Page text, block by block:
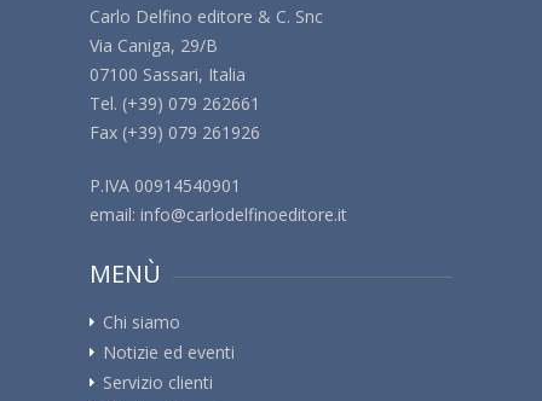
Carlo Delfino editore & C. Snc
Via Caniga, 29/B
07100 Sassari, Italia
Tel. (+39) 079 262661
Fax (+39) 079 261926
P.IVA 00914540901
email: info@carlodelfinoeditore.it
MENÙ
Chi siamo
Notizie ed eventi
Servizio clienti